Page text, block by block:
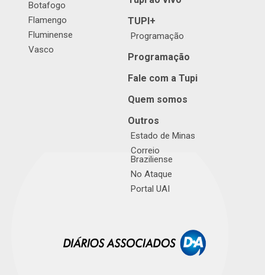
Botafogo
Flamengo
Fluminense
Vasco
TUPI+
Programação
Programação
Fale com a Tupi
Quem somos
Outros
Estado de Minas
Correio
Braziliense
No Ataque
Portal UAI